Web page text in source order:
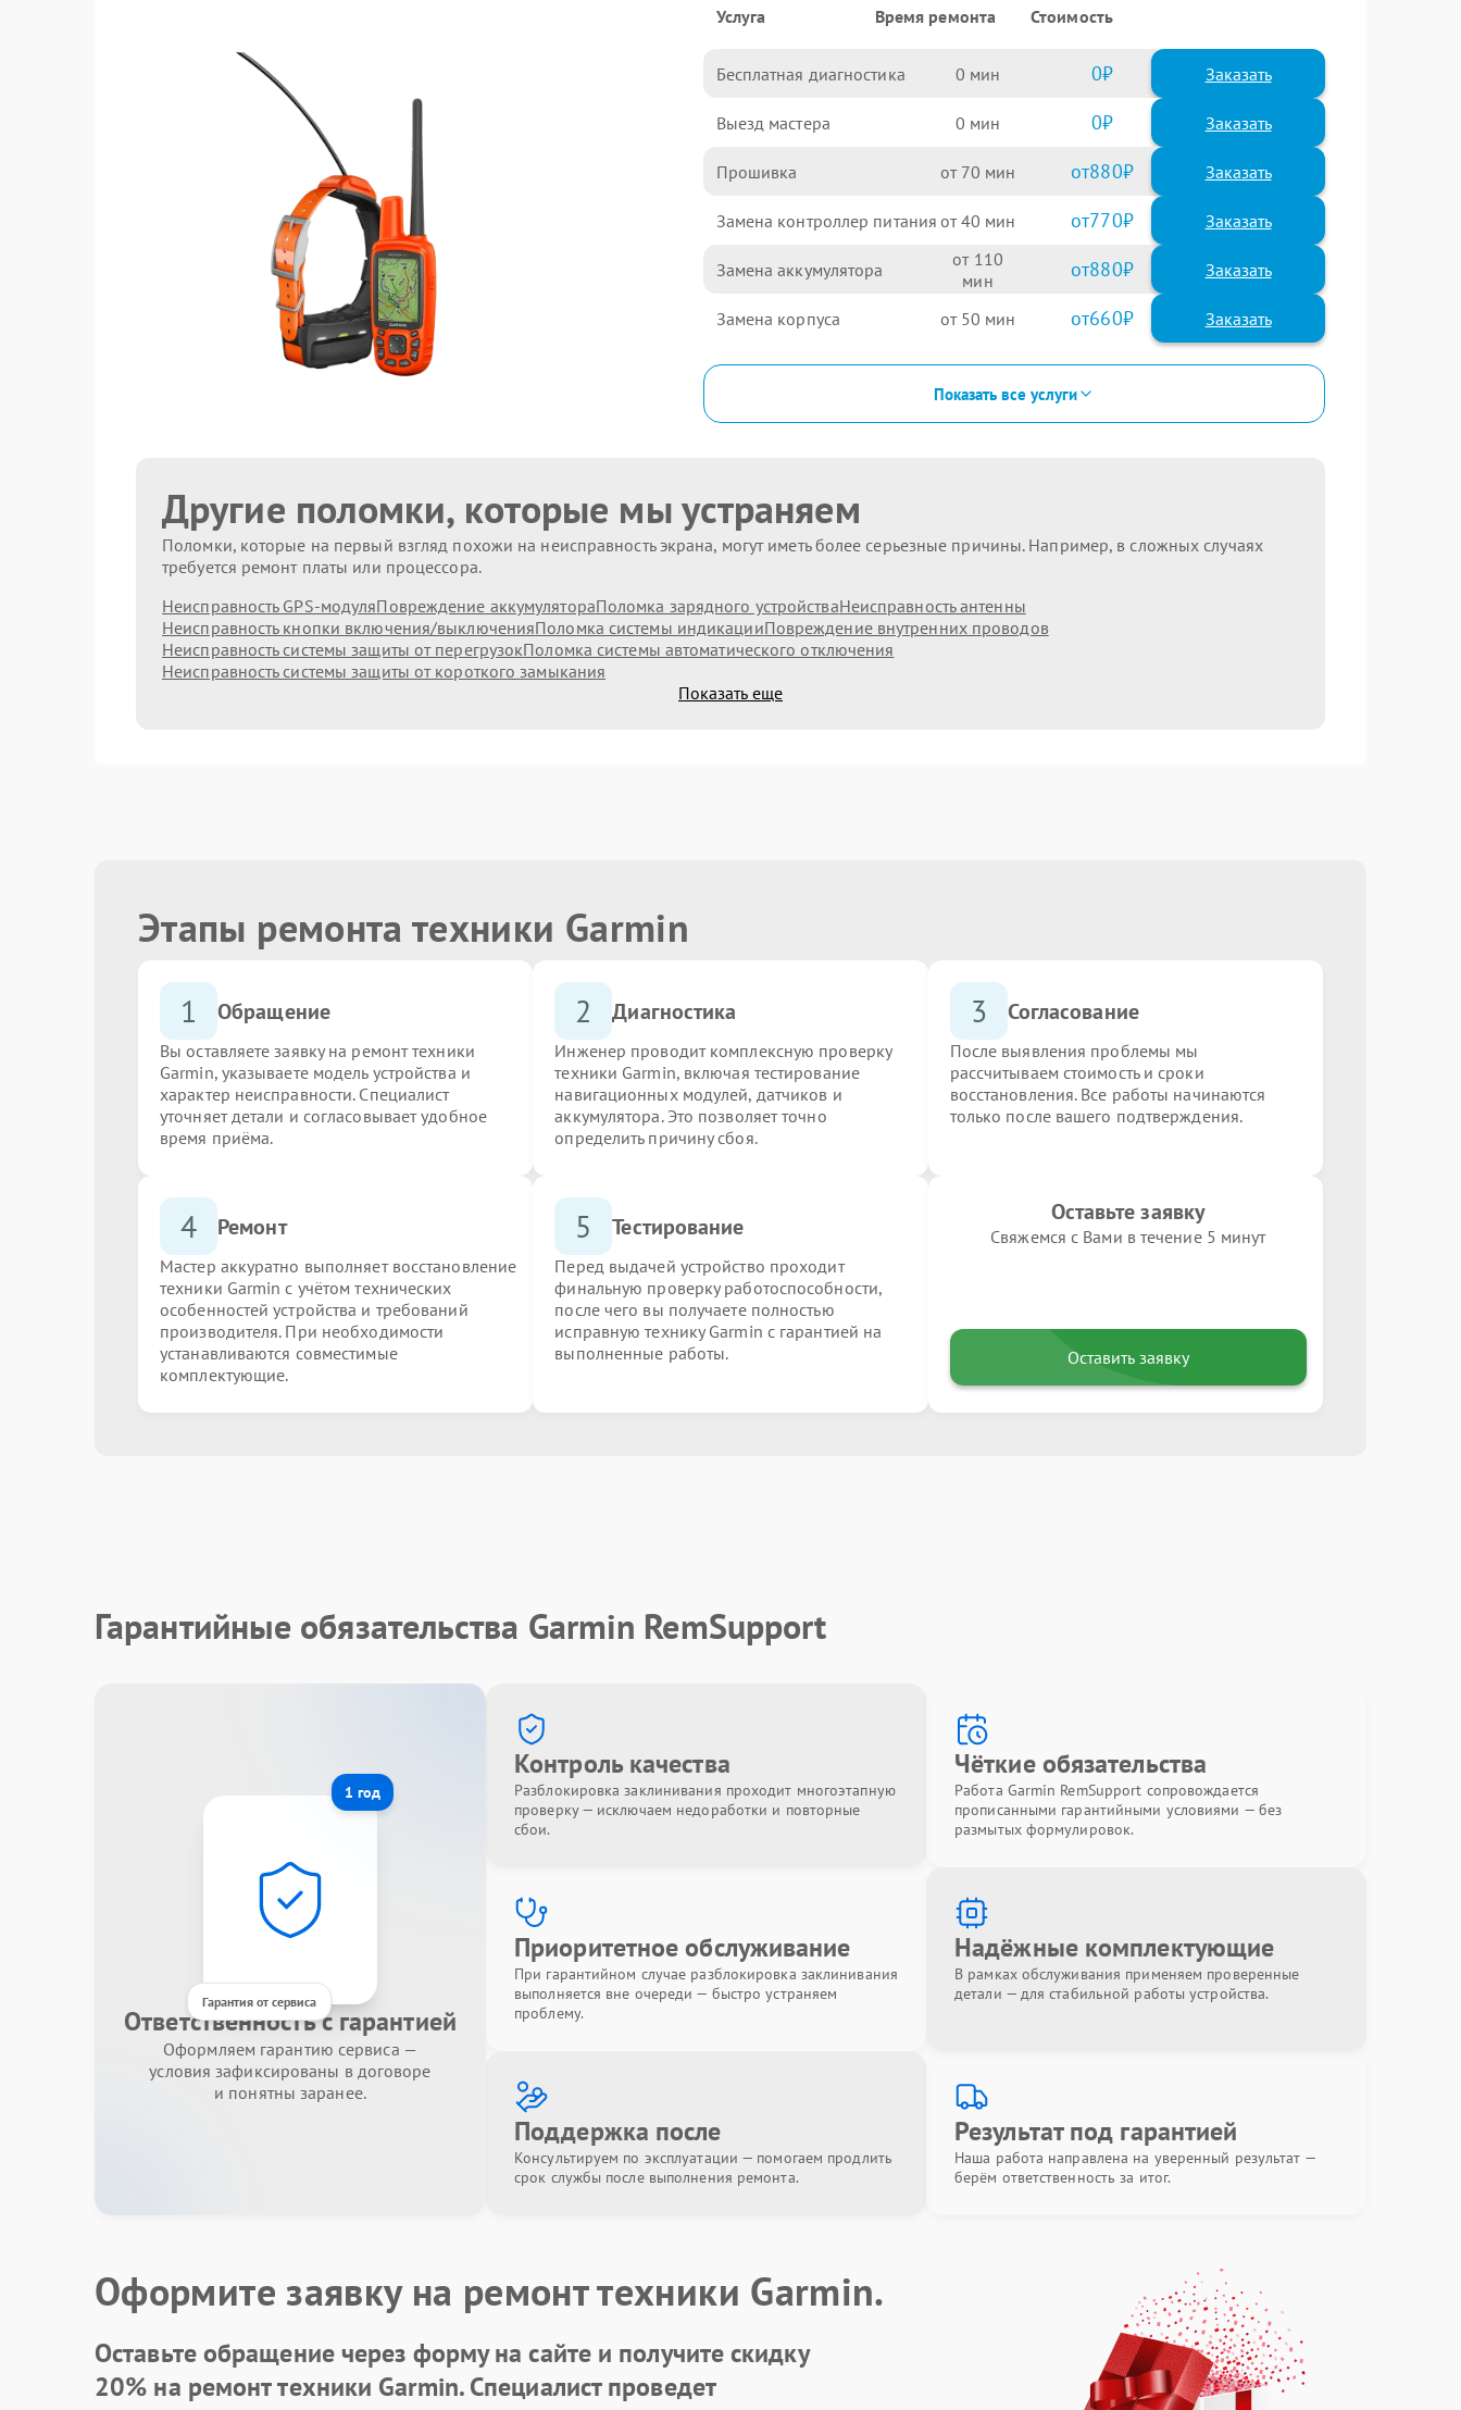
Услуга Время ремонта Стоимость
Бесплатная диагностика 0 0 Заказать
Выезд мастера 0 0 Заказать
Прошивка 70 880
Замена контроллер питания 40 770
Замена аккумулятора 110 880
Замена корпуса 50 660
Показать все услуги
Другие поломки, которые мы устраняем
Поломки, которые на первый взгляд похожи на неисправность экрана, могут иметь более серьезные причины. Например, в сложных случаях
требуется ремонт платы или процессора.
Неисправность GPS-модуляПовреждение аккумулятораПоломка зарядного устройстваНеисправность антенны
Неисправность кнопки включения/выключенияПоломка системы индикацииПовреждение внутренних проводов
Неисправность системы защиты от перегрузокПоломка системы автоматического отключения
Неисправность системы защиты от короткого замыкания
Показать еще
Этапы ремонта техники Garmin
1 Обращение
Вы оставляете заявку на ремонт техники
Garmin, указываете модель устройства и
характер неисправности. Специалист
уточняет детали и согласовывает удобное
время приёма.
2 Диагностика
Инженер проводит комплексную проверку
техники Garmin, включая тестирование
навигационных модулей, датчиков и
аккумулятора. Это позволяет точно
определить причину сбоя.
3 Согласование
После выявления проблемы мы
рассчитываем стоимость и сроки
восстановления. Все работы начинаются
только после вашего подтверждения.
4 Ремонт
Мастер аккуратно выполняет восстановление
техники Garmin с учётом технических
особенностей устройства и требований
производителя. При необходимости
устанавливаются совместимые
комплектующие.
5 Тестирование
Перед выдачей устройство проходит
финальную проверку работоспособности,
после чего вы получаете полностью
исправную технику Garmin с гарантией на
выполненные работы.
Оставьте заявку
Свяжемся с Вами в течение 5 минут
Оставить заявку
Гарантийные обязательства Garmin RemSupport
1 год
Гарантия от сервиса
Ответственность с гарантией
Оформляем гарантию сервиса —
условия зафиксированы в договоре
и понятны заранее.
Контроль качества
Разблокировка заклинивания проходит многоэтапную
проверку — исключаем недоработки и повторные
сбои.
Чёткие обязательства
Работа Garmin RemSupport сопровождается
прописанными гарантийными условиями — без
размытых формулировок.
Приоритетное обслуживание
При гарантийном случае разблокировка заклинивания
выполняется вне очереди — быстро устраняем
проблему.
Надёжные комплектующие
В рамках обслуживания применяем проверенные
детали — для стабильной работы устройства.
Поддержка после
Консультируем по эксплуатации — помогаем продлить
срок службы после выполнения ремонта.
Результат под гарантией
Наша работа направлена на уверенный результат —
берём ответственность за итог.
Оформите заявку на ремонт техники Garmin.
Оставьте обращение через форму на сайте и получите скидку
20% на ремонт техники Garmin. Специалист проведет